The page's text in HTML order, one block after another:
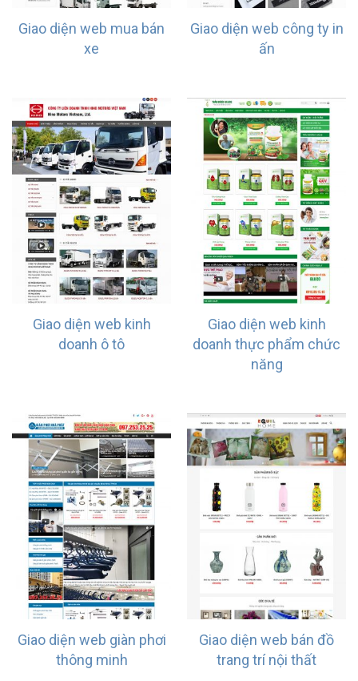
Giao diện web mua bán
xe
Giao diện web công ty in
ấn
Giao diện web kinh
doanh ô tô
Giao diện web kinh
doanh thực phẩm chức
năng
Giao diện web giàn phơi
thông minh
Giao diện web bán đồ
trang trí nội thất